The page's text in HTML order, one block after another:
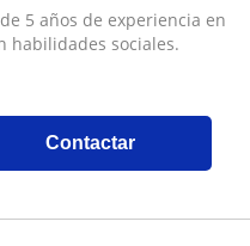
5 años de experiencia en
habilidades sociales.
Contactar